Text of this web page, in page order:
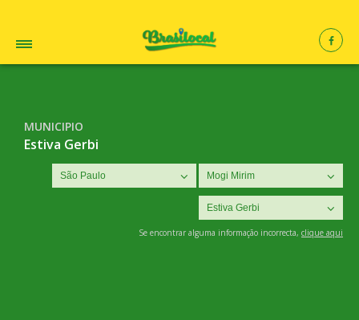
MUNICIPIO
Estiva Gerbi
Se encontrar alguma informação incorrecta, clique aqui